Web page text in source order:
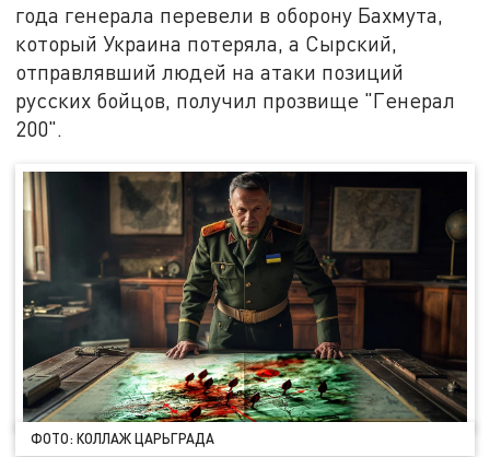
года генерала перевели в оборону Бахмута,
который Украина потеряла, а Сырский,
отправлявший людей на атаки позиций
русских бойцов, получил прозвище "Генерал
200".
ФОТО: КОЛЛАЖ ЦАРЬГРАДА